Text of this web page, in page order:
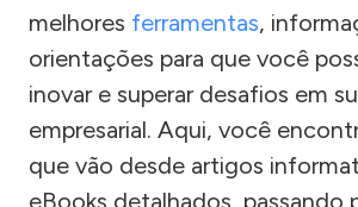
melhores ferramentas,
orientações para que você
inovar e superar desafios em
empresarial. Aqui, você
que vão desde artigos
eBooks detalhados, passando